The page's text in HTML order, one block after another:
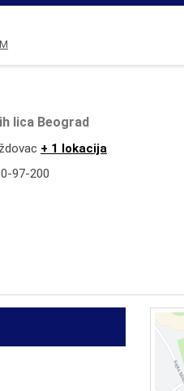
lica Beograd
+ 1 lokacija
97-200